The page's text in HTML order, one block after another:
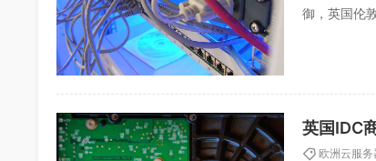
御，英国伦
英国IDC
欧洲云服务